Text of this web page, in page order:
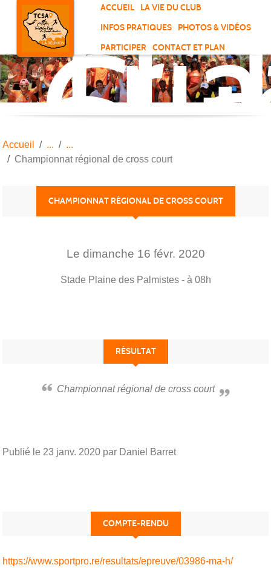
ACCUEIL
LA VIE DU CLUB
INFOS PRATIQUES
PHOTOS & VIDÉOS
PARTICIPER
CONTACT ET PLAN
de
Accueil
Championnat régional de cross court
CHAMPIONNAT RÉGIONAL DE CROSS COURT
Le dimanche 16 févr. 2020
Stade Plaine des Palmistes - à 08h
RÉSULTAT
Championnat régional de cross court
Publié le 23 janv. 2020 par Daniel Barret
COMPTE-RENDU
https://www.sportpro.re/resultats/epreuve/03986-ma-h/
Panneau de gestion des cookies